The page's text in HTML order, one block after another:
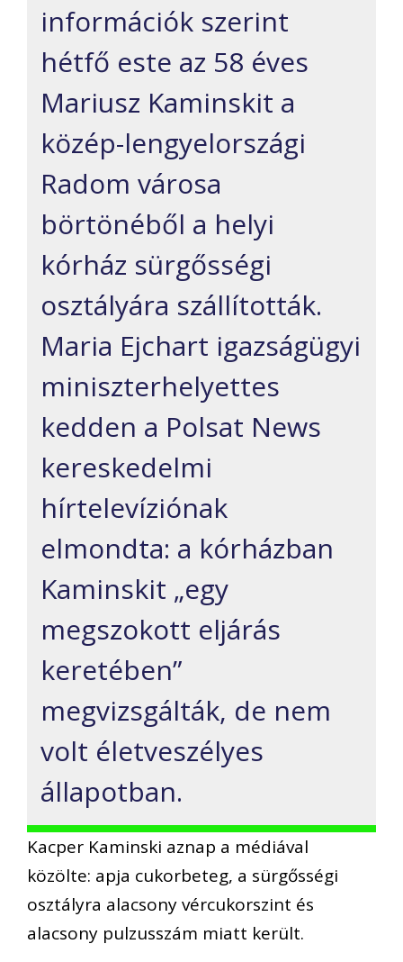
információk szerint
hétfő este az 58 éves
Mariusz Kaminskit a
közép-lengyelországi
Radom városa
börtönéből a helyi
kórház sürgősségi
osztályára szállították.
Maria Ejchart igazságügyi
miniszterhelyettes
kedden a Polsat News
kereskedelmi
hírtelevíziónak
elmondta: a kórházban
Kaminskit „egy
megszokott eljárás
keretében”
megvizsgálták, de nem
volt életveszélyes
állapotban.
Kacper Kaminski aznap a médiával
közölte: apja cukorbeteg, a sürgősségi
osztályra alacsony vércukorszint és
alacsony pulzusszám miatt került.